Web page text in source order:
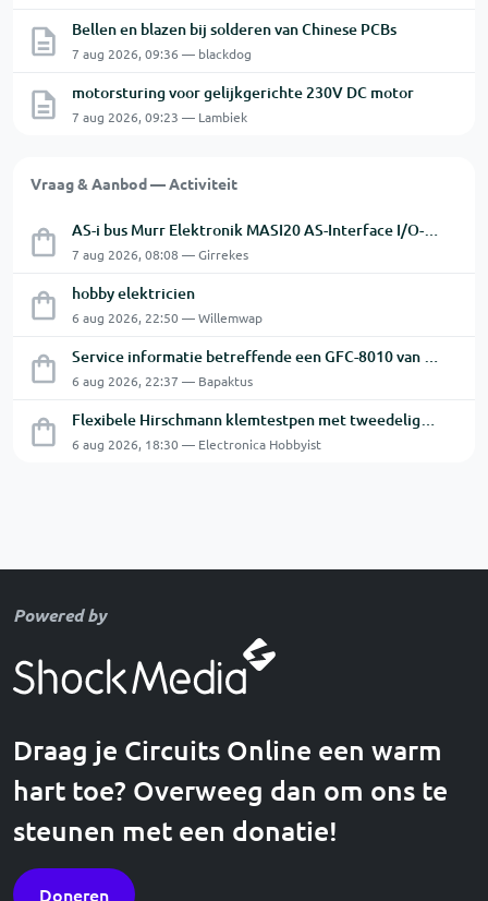
Bellen en blazen bij solderen van Chinese PCBs
7 aug 2026, 09:36 — blackdog
motorsturing voor gelijkgerichte 230V DC motor
7 aug 2026, 09:23 — Lambiek
Vraag & Aanbod — Activiteit
AS-i bus Murr Elektronik MASI20 AS-Interface I/O-module 56440
7 aug 2026, 08:08 — Girrekes
hobby elektricien
6 aug 2026, 22:50 — Willemwap
Service informatie betreffende een GFC-8010 van GW
6 aug 2026, 22:37 — Bapaktus
Flexibele Hirschmann klemtestpen met tweedelige klem.
6 aug 2026, 18:30 — Electronica Hobbyist
Powered by
Draag je Circuits Online een warm
hart toe? Overweeg dan om ons te
steunen met een donatie!
Doneren